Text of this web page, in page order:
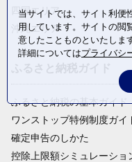
四国エリア
沖縄エリア
ふるさと納税の基本ガイド
ワンストップ特例制度ガイ
確定申告のしかた
控除上限額シミュレーショ
当サイトでは、サイト利便
用しています。サイトの閲
意したことものといたしま
詳細についてはプライバシ